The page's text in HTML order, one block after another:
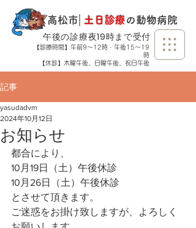
土日診療の動物病院
【診療時間】午前9～12時・午後15～19
時
【休診】木曜午後、日曜午後、祝日午後
​高松市​｜
​午後の診療夜19時まで受付
記事
お知らせ
yasudadvm
2024年10月12日
都合により、
10月19日（土）午後休診
10月26日（土）午後休診
とさせて頂きます。
ご迷惑をお掛け致しますが、よろしく